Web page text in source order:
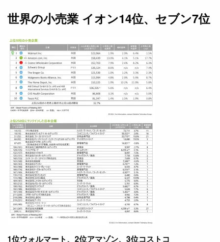
世界の小売業 イオン14位、セブン7位
1位ウォルマート、2位アマゾン、3位コストコ